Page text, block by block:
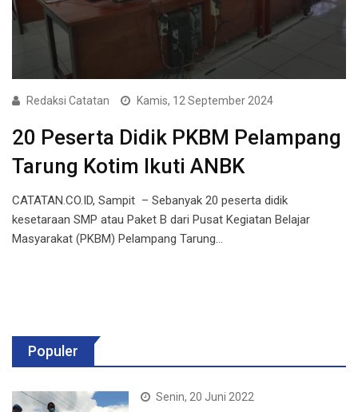
Redaksi Catatan Kamis, 12 September 2024
20 Peserta Didik PKBM Pelampang
Tarung Kotim Ikuti ANBK
CATATAN.CO.ID, Sampit – Sebanyak 20 peserta didik
kesetaraan SMP atau Paket B dari Pusat Kegiatan Belajar
Masyarakat (PKBM) Pelampang Tarung…
Populer
Senin, 20 Juni 2022